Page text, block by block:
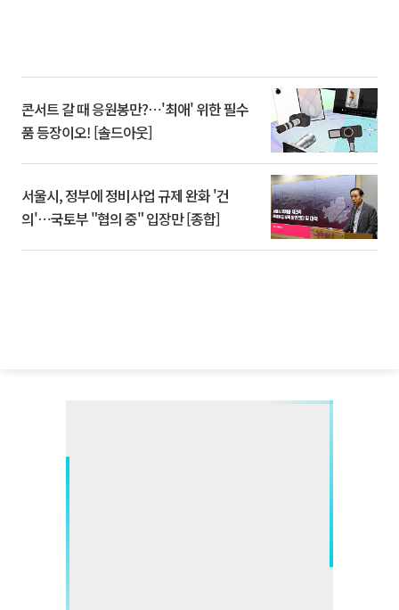
콘서트 갈 때 응원봉만?⋯'최애' 위한 필수
품 등장이오! [솔드아웃]
서울시, 정부에 정비사업 규제 완화 '건
의'⋯국토부 "협의 중" 입장만 [종합]